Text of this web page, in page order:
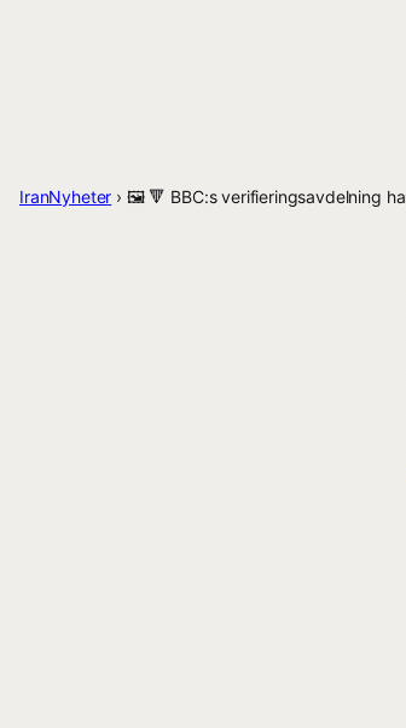
IranNyheter › 🖼 🔻 BBC:s verifieringsavdelning